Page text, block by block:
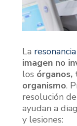
La
imagen no
los
organismo.
resolución
ayudan a
y lesiones: